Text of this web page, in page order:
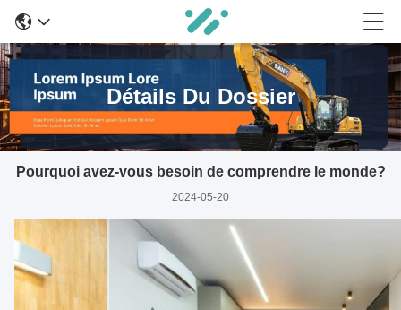
Détails Du Dossier
Pourquoi avez-vous besoin de comprendre le monde?
2024-05-20